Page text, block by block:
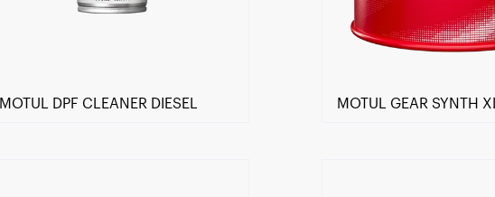
MOTUL DPF CLEANER DIESEL MOTUL GEAR SYNTH